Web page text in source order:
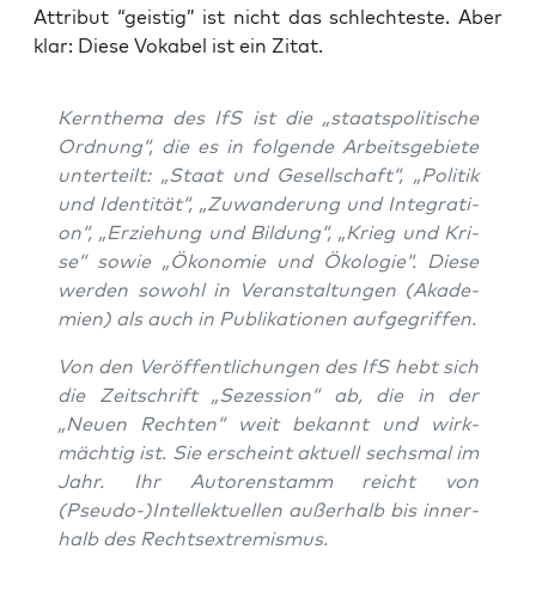
Attri­but “geis­tig” ist nicht das schlech­tes­te. Aber
klar: Die­se Voka­bel ist ein Zitat.
Kern­the­ma des IfS ist die „staats­po­li­ti­sche
Ord­nung“, die es in fol­gen­de Arbeits­ge­bie­te
unter­teilt: „Staat und Gesell­schaft“, „Poli­tik
und Iden­ti­tät“, „Zuwan­de­rung und Inte­gra­ti­
on“, „Erzie­hung und Bil­dung“, „Krieg und Kri­
se“ sowie „Öko­no­mie und Öko­lo­gie“. Die­se
wer­den sowohl in Ver­an­stal­tun­gen (Aka­de­
mien) als auch in Publi­ka­tio­nen aufgegriffen.
Von den Ver­öf­fent­li­chun­gen des IfS hebt sich
die Zeit­schrift „Sezes­si­on“ ab, die in der
„Neu­en Rech­ten“ weit bekannt und wirk­
mäch­tig ist. Sie erscheint aktu­ell sechs­mal im
Jahr. Ihr Autoren­stamm reicht von
(Pseudo-)Intellektuellen außer­halb bis inner­
halb des Rechtsextremismus.